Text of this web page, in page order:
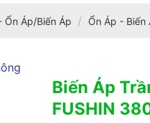
Ổn Áp/Biến Áp / Ổn Áp - Biến
Biến Áp
FUSHIN